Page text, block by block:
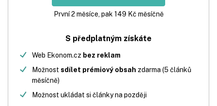
První 2 měsíce, pak 149 Kč měsíčně
S předplatným získáte
Web Ekonom.cz bez reklam
Možnost sdílet prémiový obsah zdarma (5 článků
měsíčně)
Možnost ukládat si články na později